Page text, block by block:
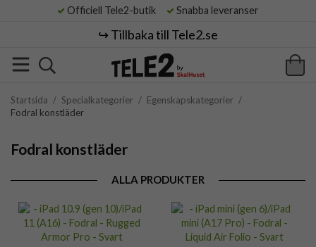
Officiell Tele2-butik Snabba leveranser
↪️ Tillbaka till Tele2.se
Startsida / Specialkategorier / Egenskapskategorier /
Fodral konstläder
Fodral konstläder
ALLA PRODUKTER